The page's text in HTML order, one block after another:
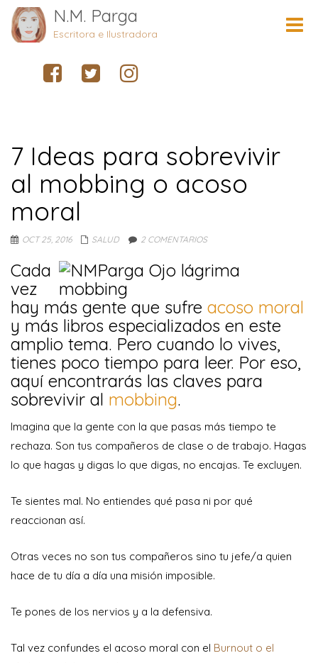
N.M. Parga
Escritora e Ilustradora
7 Ideas para sobrevivir
al mobbing o acoso
moral
OCT 25, 2016 SALUD 2 COMENTARIOS
Cada
vez
hay más gente que sufre acoso moral
y más libros especializados en este
amplio tema. Pero cuando lo vives,
tienes poco tiempo para leer. Por eso,
aquí encontrarás las claves para
sobrevivir al mobbing.
Imagina que la gente con la que pasas más tiempo te
rechaza. Son tus compañeros de clase o de trabajo. Hagas
lo que hagas y digas lo que digas, no encajas. Te excluyen.
Te sientes mal. No entiendes qué pasa ni por qué
reaccionan así.
Otras veces no son tus compañeros sino tu jefe/a quien
hace de tu día a día una misión imposible.
Te pones de los nervios y a la defensiva.
Tal vez confundes el acoso moral con el Burnout o el